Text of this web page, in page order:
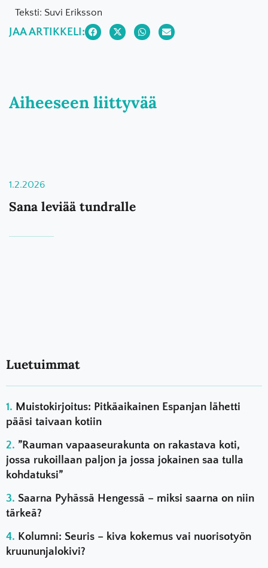
Teksti: Suvi Eriksson
JAA ARTIKKELI:
Aiheeseen liittyvää
1.2.2026
Sana leviää tundralle
Luetuimmat
Muistokirjoitus: Pitkäaikainen Espanjan lähetti
pääsi taivaan kotiin
”Rauman vapaaseurakunta on rakastava koti,
jossa rukoillaan paljon ja jossa jokainen saa tulla
kohdatuksi”
Saarna Pyhässä Hengessä – miksi saarna on niin
tärkeä?
Kolumni: Seuris – kiva kokemus vai nuorisotyön
kruununjalokivi?